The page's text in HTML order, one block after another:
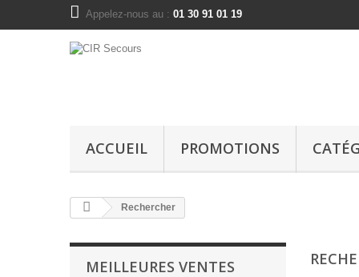
Appelez-nous au : 01 30 91 01 19
ACCUEIL PROMOTIONS
Rechercher
MEILLEURES VENTES